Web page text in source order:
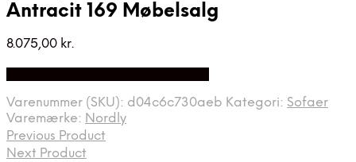
Antracit 169 Møbelsalg
8.075,00 kr.
Varenummer (SKU): d04c6c730aeb Kategori: Sofaer
Varemærke: Nordly
Previous Product
Next Product